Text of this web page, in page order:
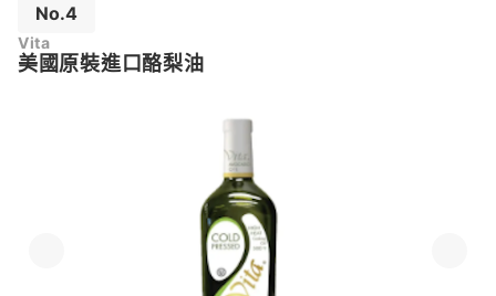
No.4
Vita
美國原裝進口酪梨油